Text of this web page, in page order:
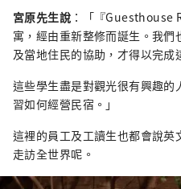
宮原先生說 ：「『Guesthouse
寓，經由重新整修而誕生。我
及當地住民的協助，才得以完成
這些學生盡是對觀光很有興趣
習如何經營民宿。」
這裡的員工及工讀生也都會說
走訪全世界呢。